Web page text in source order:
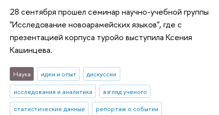
28 сентября прошел семинар научно-учебной группы
"Исследование новоарамейских языков", где с
презентацией корпуса туройо выступила Ксения
Кашинцева.
Наука идеи и опыт
дискуссии
исследования и аналитика
взгляд ученого
статистические данные
репортаж о событии